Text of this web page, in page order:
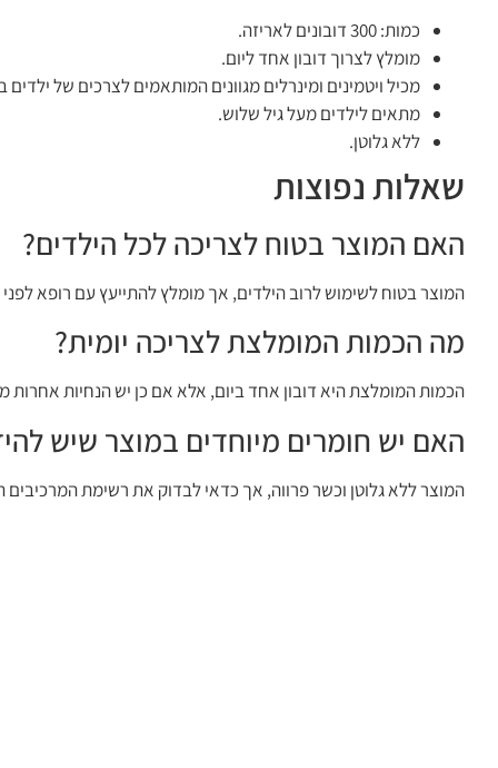
כמות: 300 דובונים לאריזה.
מומלץ לצרוך דובון אחד ליום.
מכיל ויטמינים ומינרלים מגוונים המותאמים לצרכים של ילדים
מתאים לילדים מעל גיל שלוש.
ללא גלוטן.
שאלות נפוצות
האם המוצר בטוח לצריכה לכל הילדים?
המוצר בטוח לשימוש לרוב הילדים, אך מומלץ להתייעץ עם רופא
מה הכמות המומלצת לצריכה יומית?
הכמות המומלצת היא דובון אחד ביום, אלא אם כן יש הנחיות אחרות
האם יש חומרים מיוחדים במוצר שיש
המוצר ללא גלוטן וכשר פרווה, אך כדאי לבדוק את רשימת